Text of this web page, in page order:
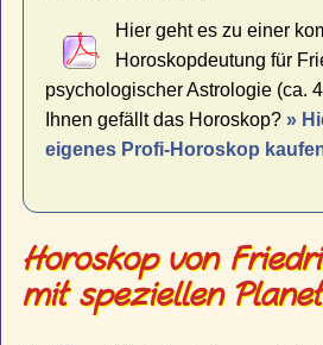
Hier geht es zu einer
Horoskopdeutung für
psychologischer Astrologie (ca.
Ihnen gefällt das Horoskop?»
eigenes Profi-Horoskop
Horoskop von
mit speziellen